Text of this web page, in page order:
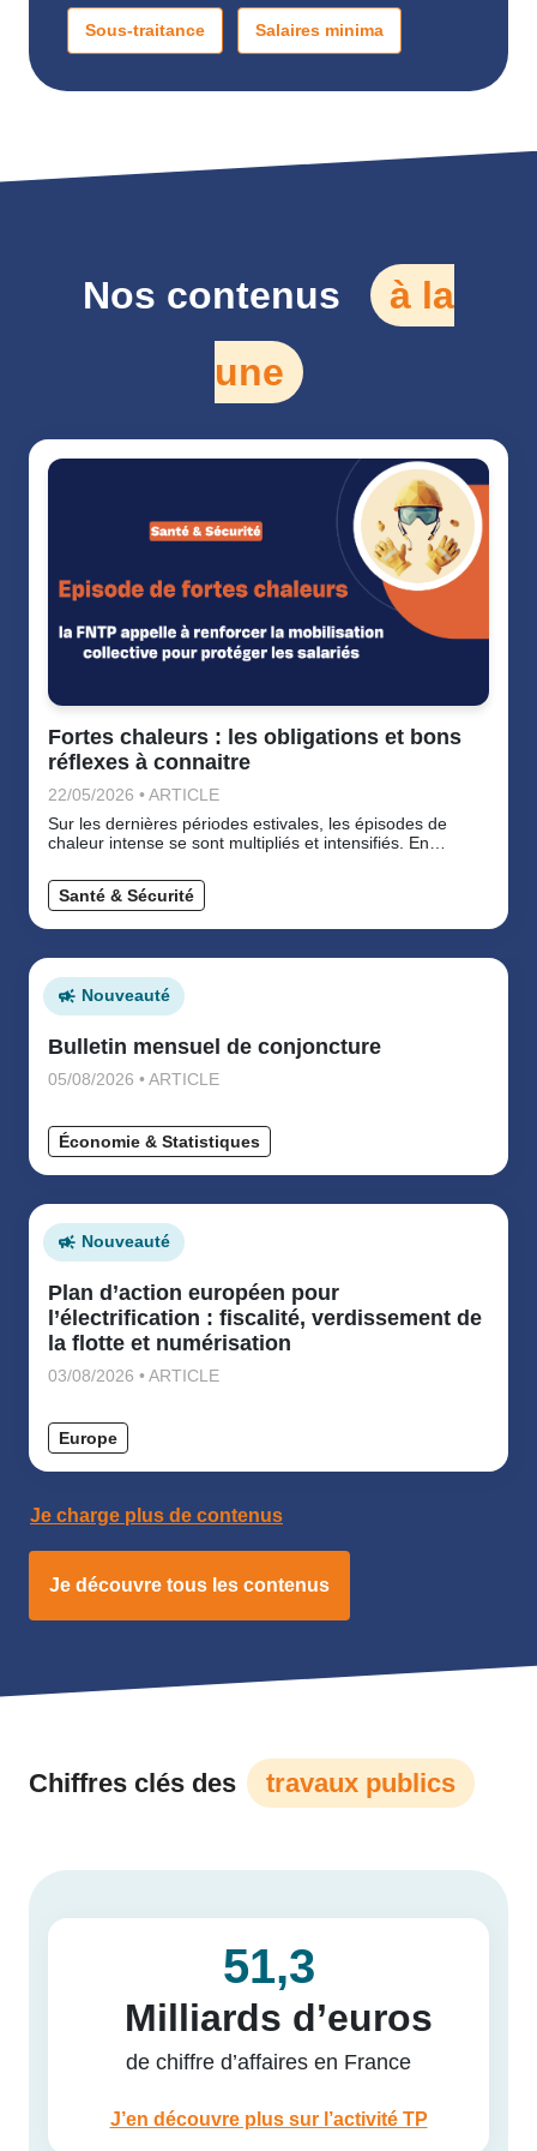
Sous-traitance Salaires minima
Nos contenus
à la
une
Fortes chaleurs : les obligations et bons
réflexes à connaitre
22/05/2026 • ARTICLE
Sur les dernières périodes estivales, les épisodes de
chaleur intense se sont multipliés et intensifiés. En
protection de la santé des travailleurs face aux risques
liés à la chaleur s’est étoffée. En parallèle, la FNTP a
risques liés à la chaleur et la mise en place d’une politique
de prévention appropriée.
Santé & Sécurité
Nouveauté
Bulletin mensuel de conjoncture
05/08/2026 • ARTICLE
Économie & Statistiques
Nouveauté
Plan d’action européen pour
l’électrification : fiscalité, verdissement de
la flotte et numérisation
03/08/2026 • ARTICLE
Europe
Je charge plus de contenus
Je découvre tous les contenus
Chiffres clés des travaux publics
51,3
Milliards d’euros
de chiffre d’affaires en France
J’en découvre plus sur l’activité TP